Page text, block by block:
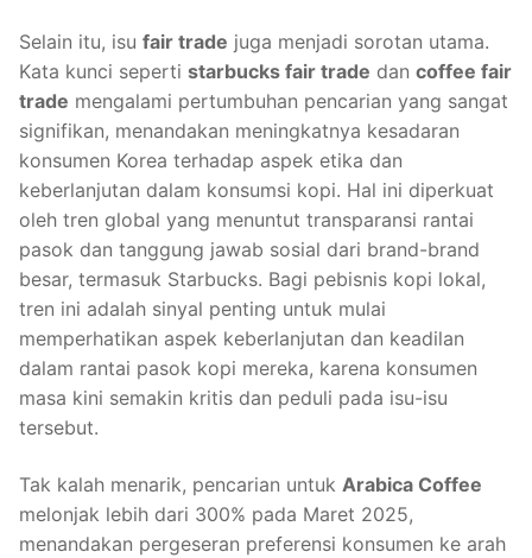
Selain itu, isu fair trade juga menjadi sorotan utama.
Kata kunci seperti starbucks fair trade dan coffee fair
trade mengalami pertumbuhan pencarian yang sangat
signifikan, menandakan meningkatnya kesadaran
konsumen Korea terhadap aspek etika dan
keberlanjutan dalam konsumsi kopi. Hal ini diperkuat
oleh tren global yang menuntut transparansi rantai
pasok dan tanggung jawab sosial dari brand-brand
besar, termasuk Starbucks. Bagi pebisnis kopi lokal,
tren ini adalah sinyal penting untuk mulai
memperhatikan aspek keberlanjutan dan keadilan
dalam rantai pasok kopi mereka, karena konsumen
masa kini semakin kritis dan peduli pada isu-isu
tersebut.
Tak kalah menarik, pencarian untuk Arabica Coffee
melonjak lebih dari 300% pada Maret 2025,
menandakan pergeseran preferensi konsumen ke arah